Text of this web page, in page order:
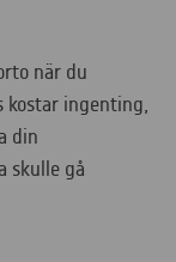
när du
kostar ingenting,
din
skulle gå